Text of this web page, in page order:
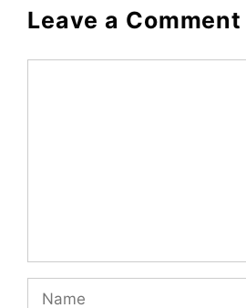
Leave a Comment